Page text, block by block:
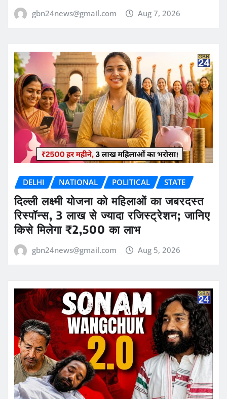
gbn24news@gmail.com Aug 7, 2026
DELHI NATIONAL POLITICAL STATE
दिल्ली लक्ष्मी योजना को महिलाओं का जबरदस्त
रिस्पॉन्स, 3 लाख से ज्यादा रजिस्ट्रेशन; जानिए
किसे मिलेगा ₹2,500 का लाभ
gbn24news@gmail.com Aug 5, 2026